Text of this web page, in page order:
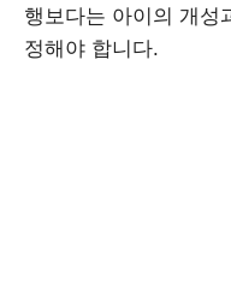
행보다는 아이의 개성
정해야 합니다.